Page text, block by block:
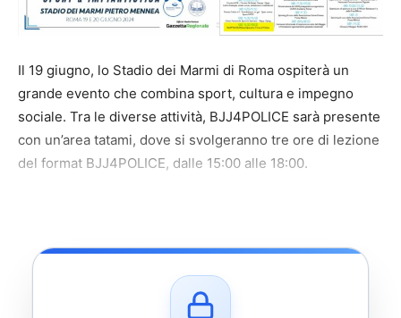
Il 19 giugno, lo Stadio dei Marmi di Roma ospiterà un
grande evento che combina sport, cultura e impegno
sociale. Tra le diverse attività, BJJ4POLICE sarà presente
con un’area tatami, dove si svolgeranno tre ore di lezione
del format BJJ4POLICE, dalle 15:00 alle 18:00.